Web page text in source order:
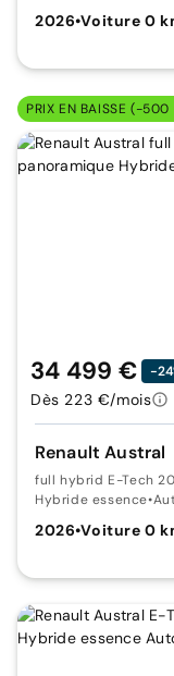
2026•Voiture 0
PRIX EN BAISSE (-
Renault Austral
full hybrid E-Tech
Hybride essence•
2026•Voiture 0
34 499 € -
Dès 223 €/mois